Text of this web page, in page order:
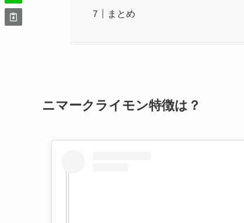
まとめ
ニマークライモン特徴は？